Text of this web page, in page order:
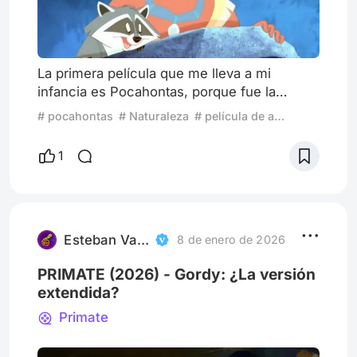
La primera película que me lleva a mi
infancia es Pocahontas, porque fue la
primera vez que fui al cine. Recuerdo la
emoción de entrar a esa sala, ver cómo se
apagaban las luces y sentir que se abría un
mundo nuevo frente a mí. La historia, sus
niña llena de ilusión, viviendo
# pocahontas # Naturaleza # película de animación producida por Walt Disney
1
Esteban Valladares Arce 8 de enero de 2026
PRIMATE (2026) - Gordy: ¿La versión
extendida?
Primate